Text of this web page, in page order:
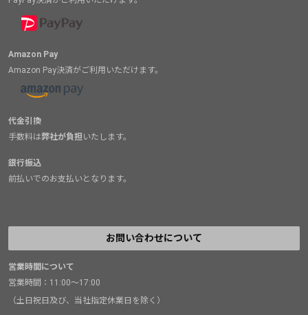
Amazon Pay
Amazon Pay決済がご利用いただけます。
代金引換
手数料は弊社が負担 いたします。
銀行振込
前払いでのお支払いとなります。
お問い合わせについて
営業時間について
営業時間：11:00～17:00
（土日祝日及び、当社指定休業日を除く）